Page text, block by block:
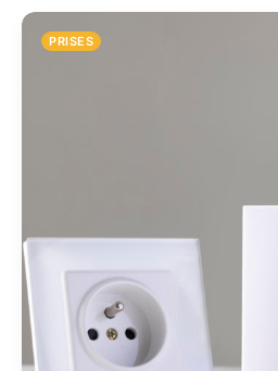
PRISES